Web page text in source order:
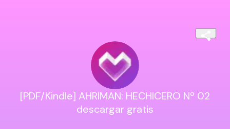
[PDF/Kindle] AHRIMAN: HECHICERO Nº 02
descargar gratis